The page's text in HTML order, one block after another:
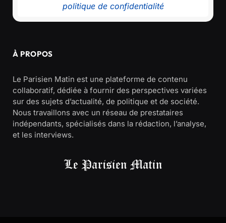
politique de confidentialité
À PROPOS
Le Parisien Matin est une plateforme de contenu
collaboratif, dédiée à fournir des perspectives variées
sur des sujets d’actualité, de politique et de société.
Nous travaillons avec un réseau de prestataires
indépendants, spécialisés dans la rédaction, l’analyse,
et les interviews.